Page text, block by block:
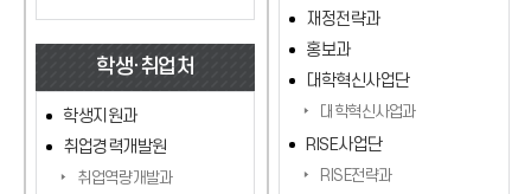
학생·취업처
학생지원과
취업경력개발원
취업역량개발과
재정전략과
홍보과
대학혁신사업단
대학혁신사업과
RISE사업단
RISE전략과